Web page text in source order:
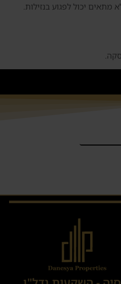
מתאים יכול לפגוע בנזילות.